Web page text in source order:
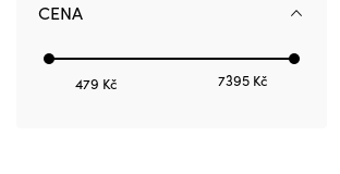
CENA
479 Kč 7395 Kč